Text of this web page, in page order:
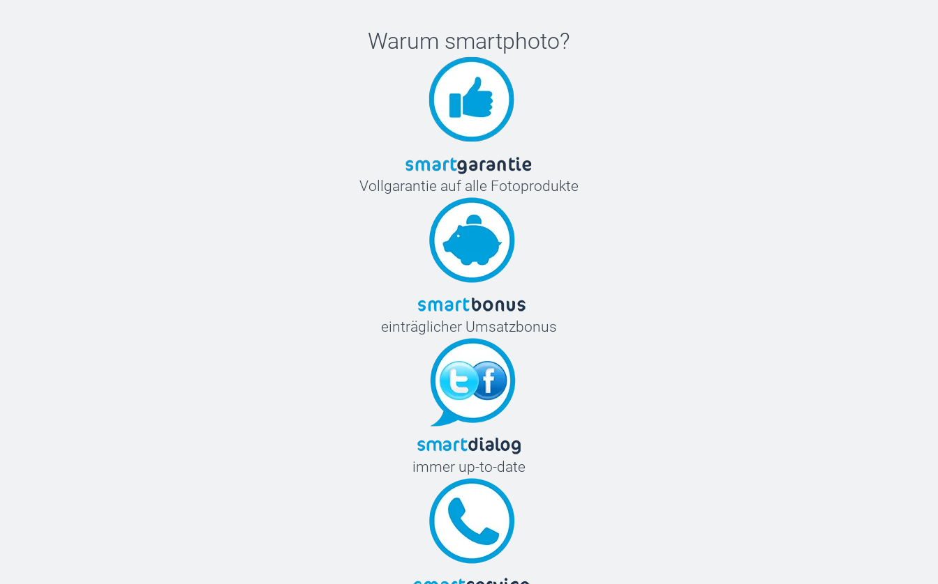
Warum smartphoto?
Vollgarantie auf alle Fotoprodukte
einträglicher Umsatzbonus
immer up-to-date